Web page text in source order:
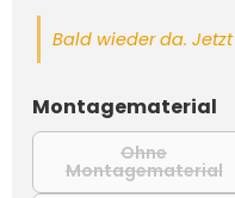
Bald wieder da.
Montagematerial
Ohne
Montagematerial